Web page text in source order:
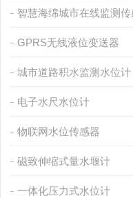
智慧海绵城市在线监测传
GPRS无线液位变送器
城市道路积水监测水位计
电子水尺水位计
物联网水位传感器
磁致伸缩式量水堰计
一体化压力式水位计